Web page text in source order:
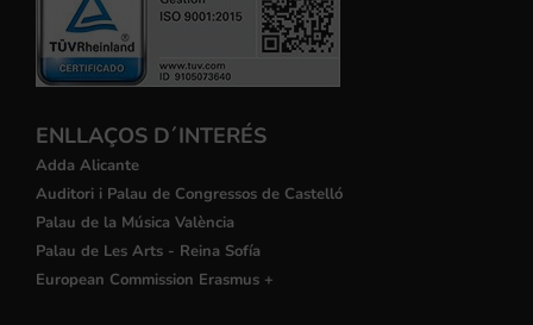
ENLLAÇOS D´INTERÉS
Adda Alicante
Auditori i Palau de Congressos de Castelló
Palau de la Música València
Palau de Les Arts - Reina Sofía
European Commission Erasmus +